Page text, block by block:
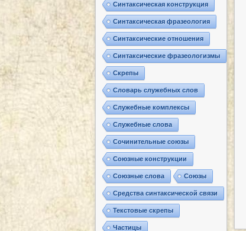
Синтаксическая конструкция
Синтаксическая фразеология
Синтаксические отношения
Синтаксические фразеологизмы
Скрепы
Словарь служебных слов
Служебные комплексы
Служебные слова
Сочинительные союзы
Союзные конструкции
Союзные слова Союзы
Средства синтаксической связи
Текстовые скрепы
Частицы